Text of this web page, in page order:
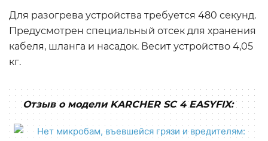
Для разогрева устройства требуется 480 секунд.
Предусмотрен специальный отсек для хранения
кабеля, шланга и насадок. Весит устройство 4,05
кг.
Отзыв о модели KARCHER SC 4 EASYFIX: